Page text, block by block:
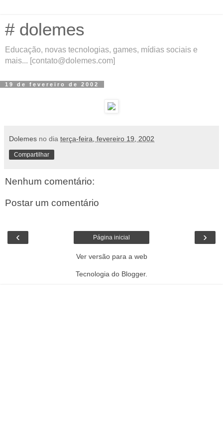
# dolemes
Educação, novas tecnologias, games, mídias sociais e
mais... [contato@dolemes.com]
19 de fevereiro de 2002
Dolemes no dia terça-feira, fevereiro 19, 2002
Compartilhar
Nenhum comentário:
Postar um comentário
‹ ›
Página inicial
Ver versão para a web
Tecnologia do Blogger.